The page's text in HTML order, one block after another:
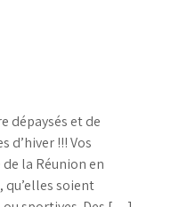
dépaysés et de
d’hiver !!! Vos
la Réunion en
soient